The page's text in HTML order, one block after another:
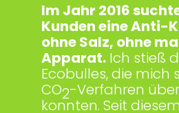
Im Jahr 2016
Kunden eine Anti-
ohne Salz, ohne
Apparat.Ich stieß
Ecobulles, die mich
CO2-Verfahren
konnten. Seit